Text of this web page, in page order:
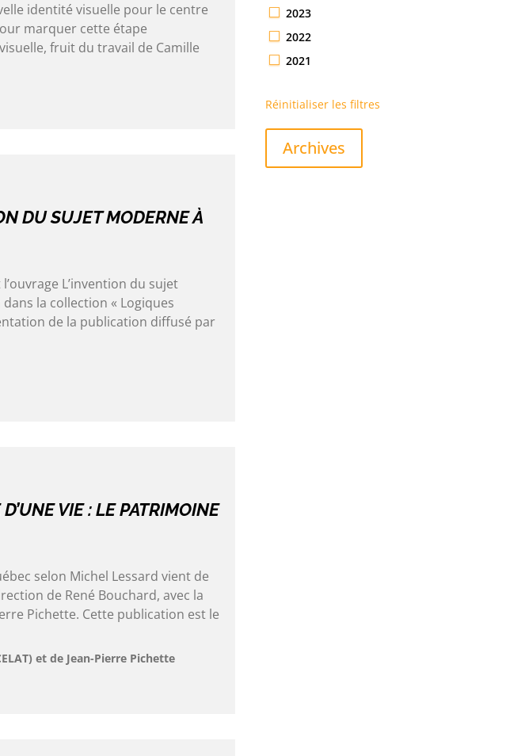
identité visuelle pour le centre
marquer cette étape
fruit du travail de Camille
DU SUJET MODERNE À
L’invention du sujet
la collection « Logiques
de la publication diffusé par
VIE : LE PATRIMOINE
selon Michel Lessard vient de
de René Bouchard, avec la
Pichette. Cette publication est le
et de Jean-Pierre Pichette
2023
2022
2021
Réinitialiser les filtres
Archives